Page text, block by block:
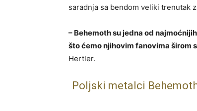
saradnja sa bendom veliki trenutak
– Behemothsu jedna od
što ćemo njihovim fanovima širom
Hertler.
Poljski metalci